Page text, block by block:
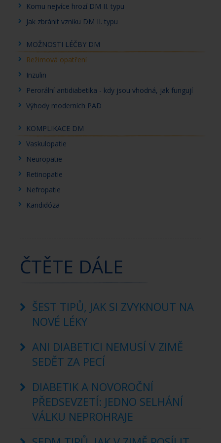
Komu nejvíce hrozí DM II. typu
Jak zbránit vzniku DM II. typu
MOŽNOSTI LÉČBY DM
Režimová opatření
Inzulin
Perorální antidiabetika - kdy jsou vhodná, jak fungují
Výhody moderních PAD
KOMPLIKACE DM
Vaskulopatie
Neuropatie
Retinopatie
Nefropatie
Kandidóza
ČTĚTE DÁLE
ŠEST TIPŮ, JAK SI ZVYKNOUT NA
NOVÉ LÉKY
ANI DIABETICI NEMUSÍ V ZIMĚ
SEDĚT ZA PECÍ
DIABETIK A NOVOROČNÍ
PŘEDSEVZETÍ: JEDNO SELHÁNÍ
VÁLKU NEPROHRAJE